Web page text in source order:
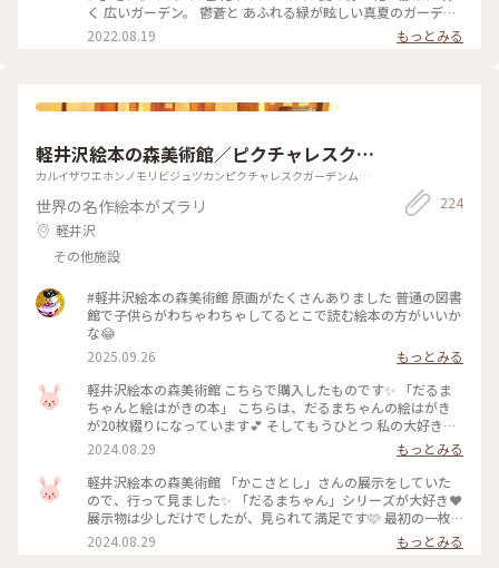
#Myことりっぷ
く 広いガーデン。 鬱蒼と あふれる緑が眩しい真夏のガーデ
ン。 湖の周りを くるりとひとまわりも… 暑くて ちょっと足早
に。。 ふと思い立っての 小さな旅、 もすこし涼しいはず？だ
りっぷ2022 #アートみたいな景色 #Myことりっぷ
2022.08.19 もっとみる
軽井沢絵本の森美術館／ピクチャレスク・
ガーデン（ムーゼの森）
カルイザワエホンノモリビジュツカンピクチャレスクガーデンムー
世界の名作絵本がズラリ
軽井沢
その他施設
224
#軽井沢絵本の森美術館 原画がたくさんありました 普通の図書
館で子供らがわちゃわちゃしてるとこで読む絵本の方がいいか
な😂
2025.09.26
もっとみる
軽井沢絵本の森美術館 こちらで購入したものです✨ 「だるま
ちゃんと絵はがきの本」 こちらは、だるまちゃんの絵はがき
が20枚綴りになっています💕 そしてもうひとつ 私の大好きな
絵本 「ちいさいおうち」 一筆箋があったので、つい買ってし
まいました🩷 家の本棚から引っ張りだし、久しぶりに絵本読
んでみました✨ 台風の影響で、かなり広い範囲で、被害がおき
ていますね💧 これ以上被害が拡大しないことを願います。 皆
さま、しばらくお気を付けて、お過ごしくださいね♡ 私も今週
の森美術館 #かこさとし #だるまちゃんとてんぐちゃん #ちい
2024.08.29
もっとみる
軽井沢絵本の森美術館 「かこさとし」さんの展示をしていた
ので、行って見ました✨ 「だるまちゃん」シリーズが大好き❤️
展示物は少しだけでしたが、見られて満足です🩷 最初の一枚
以外、撮影NGでした💦 チケットを買って館内に入ると、とて
も素敵なお庭と建物がありました🩷 建物の中に、世界の絵本
2024.08.29 もっとみる